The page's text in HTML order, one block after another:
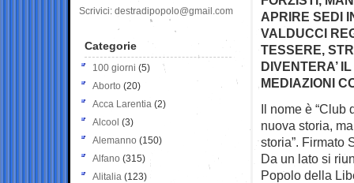
APRIRE SEDI
VALDUCCI
TESSERE,
DIVENTERA’
MEDIAZIONI
Il nome è “Club
nuova storia,
storia”. Firmato
Da un lato si
Popolo della
Scrivici: destradipopolo@gmail.com
Categorie
100 giorni (5)
Aborto (20)
Acca Larentia (2)
Alcool (3)
Alemanno (150)
Alfano (315)
Alitalia (123)